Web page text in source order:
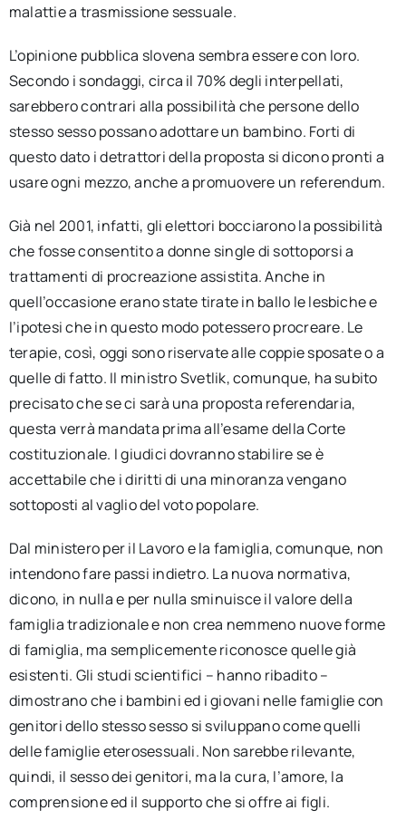
malattie a trasmissione sessuale.
L’opinione pubblica slovena sembra essere con loro.
Secondo i sondaggi, circa il 70% degli interpellati,
sarebbero contrari alla possibilità che persone dello
stesso sesso possano adottare un bambino. Forti di
questo dato i detrattori della proposta si dicono pronti a
usare ogni mezzo, anche a promuovere un referendum.
Già nel 2001, infatti, gli elettori bocciarono la possibilità
che fosse consentito a donne single di sottoporsi a
trattamenti di procreazione assistita. Anche in
quell’occasione erano state tirate in ballo le lesbiche e
l’ipotesi che in questo modo potessero procreare. Le
terapie, così, oggi sono riservate alle coppie sposate o a
quelle di fatto. Il ministro Svetlik, comunque, ha subito
precisato che se ci sarà una proposta referendaria,
questa verrà mandata prima all’esame della Corte
costituzionale. I giudici dovranno stabilire se è
accettabile che i diritti di una minoranza vengano
sottoposti al vaglio del voto popolare.
Dal ministero per il Lavoro e la famiglia, comunque, non
intendono fare passi indietro. La nuova normativa,
dicono, in nulla e per nulla sminuisce il valore della
famiglia tradizionale e non crea nemmeno nuove forme
di famiglia, ma semplicemente riconosce quelle già
esistenti. Gli studi scientifici – hanno ribadito –
dimostrano che i bambini ed i giovani nelle famiglie con
genitori dello stesso sesso si sviluppano come quelli
delle famiglie eterosessuali. Non sarebbe rilevante,
quindi, il sesso dei genitori, ma la cura, l’amore, la
comprensione ed il supporto che si offre ai figli.